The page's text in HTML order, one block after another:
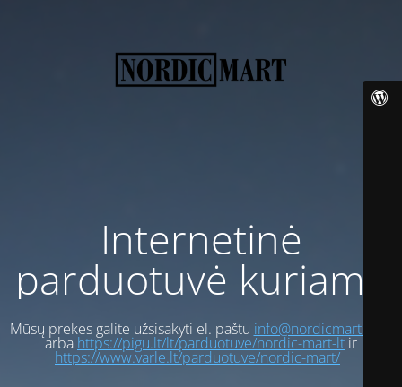
Internetinė
parduotuvė kuriama
Mūsų prekes galite užsisakyti el. paštu info@nordicmart.com
arba https://pigu.lt/lt/parduotuve/nordic-mart-ltir
https://www.varle.lt/parduotuve/nordic-mart/